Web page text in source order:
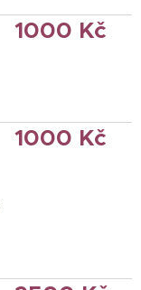
1000 Kč
1000 Kč